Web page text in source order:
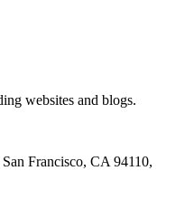
websites and blogs.
Francisco, CA 94110,